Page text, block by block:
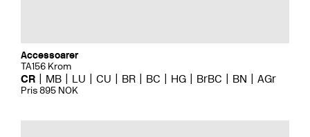
Accessoarer
TA156 Krom
CR MB LU CU BR BC HG BrBC BN AGr
Pris 895 NOK